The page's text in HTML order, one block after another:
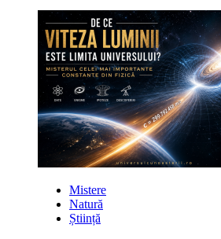
Mistere
Natură
Știință